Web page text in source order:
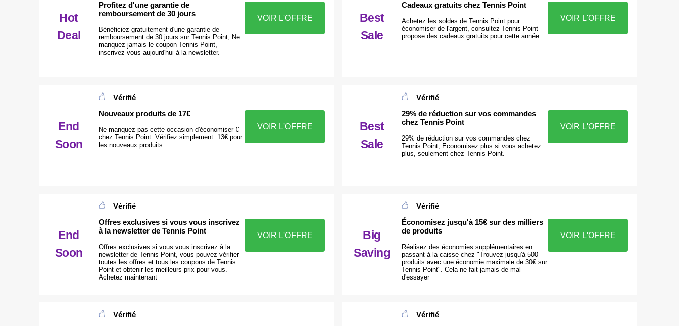
Hot
Deal
Profitez d'une garantie de
remboursement de 30 jours
Bénéficiez gratuitement d'une garantie de
remboursement de 30 jours sur Tennis Point, Ne
manquez jamais le coupon Tennis Point,
inscrivez-vous aujourd'hui à la newsletter.
VOIR L'OFFRE
Best
Sale
Cadeaux gratuits chez Tennis Point
Achetez les soldes de Tennis Point pour
économiser de l'argent, consultez Tennis Point
propose des cadeaux gratuits pour cette année
VOIR L'OFFRE
End
Soon
Vérifié
Nouveaux produits de 17€
Ne manquez pas cette occasion d'économiser €
chez Tennis Point. Vérifiez simplement: 13€ pour
les nouveaux produits
VOIR L'OFFRE
Best
Sale
Vérifié
29% de réduction sur vos commandes
chez Tennis Point
29% de réduction sur vos commandes chez
Tennis Point, Economisez plus si vous achetez
plus, seulement chez Tennis Point.
VOIR L'OFFRE
End
Soon
Vérifié
Offres exclusives si vous vous inscrivez
à la newsletter de Tennis Point
Offres exclusives si vous vous inscrivez à la
newsletter de Tennis Point, vous pouvez vérifier
toutes les offres et tous les coupons de Tennis
Point et obtenir les meilleurs prix pour vous.
Achetez maintenant
VOIR L'OFFRE
Big
Saving
Vérifié
Économisez jusqu'à 15€ sur des milliers
de produits
Réalisez des économies supplémentaires en
passant à la caisse chez "Trouvez jusqu'à 500
produits avec une économie maximale de 30€ sur
Tennis Point". Cela ne fait jamais de mal
d'essayer
VOIR L'OFFRE
Vérifié
Vérifié